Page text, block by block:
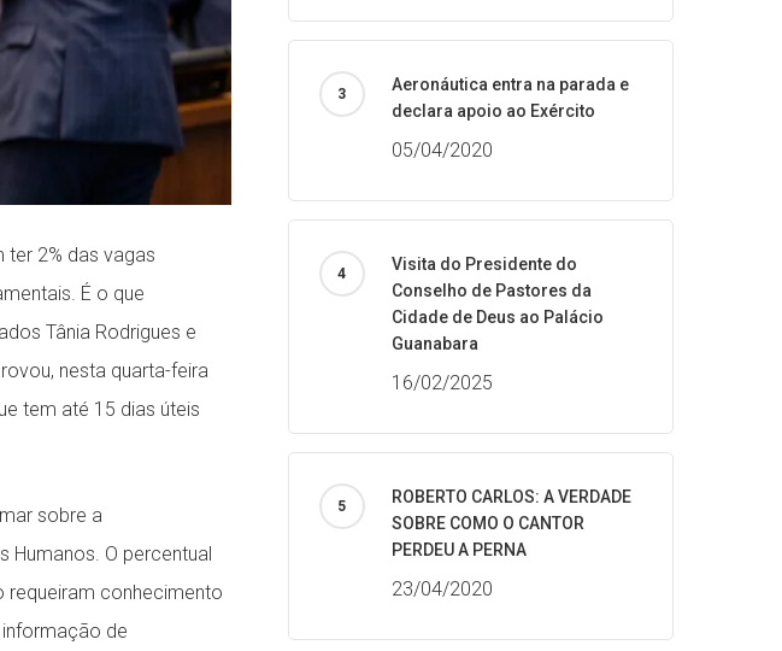
2% das vagas
É o que
Tânia Rodrigues e
nesta quarta-feira
tem até 15 dias úteis
sobre a
Humanos. O percentual
conhecimento
de
Aeronáutica entra na parada e
declara apoio ao Exército
05/04/2020
Visita do Presidente do
Conselho de Pastores da
Cidade de Deus ao Palácio
Guanabara
16/02/2025
ROBERTO CARLOS: A VERDADE
SOBRE COMO O CANTOR
PERDEU A PERNA
23/04/2020